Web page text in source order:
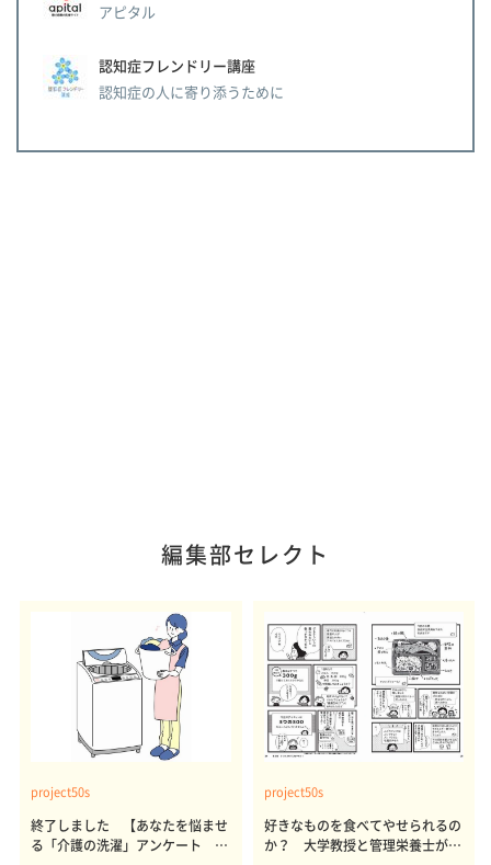
アピタル
認知症フレンドリー講座
認知症の人に寄り添うために
編集部セレクト
project50s
終了しました 【あなたを悩ませ
る「介護の洗濯」アンケート 体
project50s
好きなものを食べてやせられるの
か？ 大学教授と管理栄養士が出